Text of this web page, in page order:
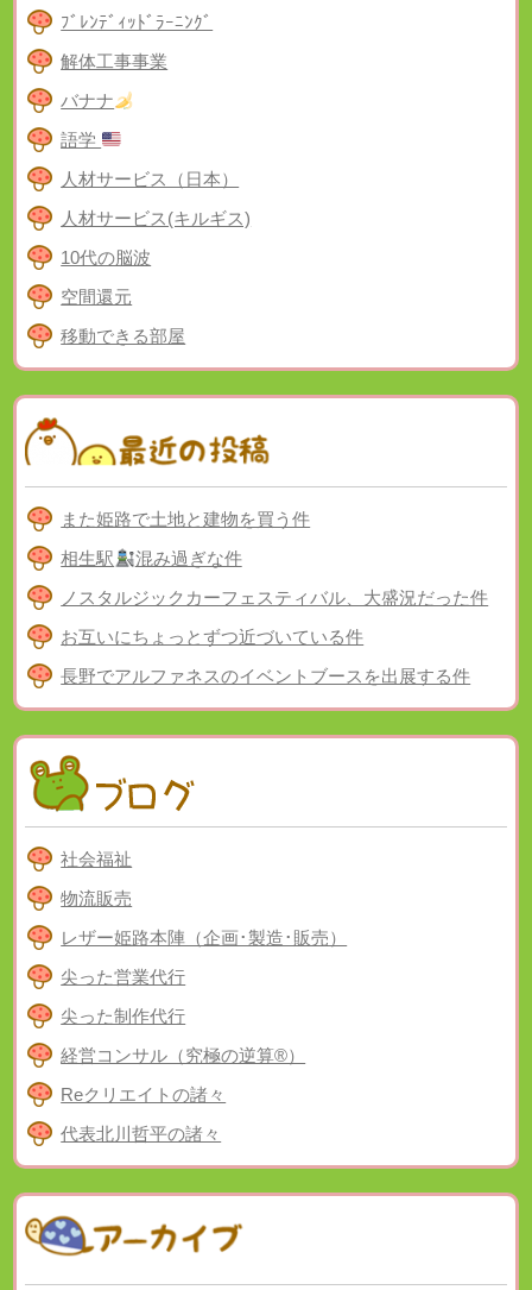
ﾌﾞﾚﾝﾃﾞｨｯﾄﾞﾗｰﾆﾝｸﾞ
解体工事事業
バナナ
語学
人材サービス（日本）
人材サービス(キルギス)
10代の脳波
空間還元
移動できる部屋
また姫路で土地と建物を買う件
相生駅
混み過ぎな件
ノスタルジックカーフェスティバル、大盛況だった件
お互いにちょっとずつ近づいている件
長野でアルファネスのイベントブースを出展する件
社会福祉
物流販売
レザー姫路本陣（企画･製造･販売）
尖った営業代行
尖った制作代行
経営コンサル（究極の逆算®）
Reクリエイトの諸々
代表北川哲平の諸々